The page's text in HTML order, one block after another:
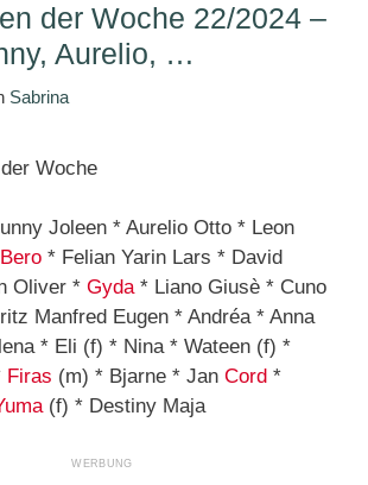
der Woche 22/2024 –
Aurelio, …
Sabrina
Joleen * Aurelio Otto * Leon
Bero * Felian Yarin Lars * David
Oliver * Gyda* Liano Giusè * Cuno
Manfred Eugen * Andréa * Anna
* Eli (f) * Nina * Wateen (f) *
Firas (m) * Bjarne * Jan Cord *
(f) * Destiny Maja